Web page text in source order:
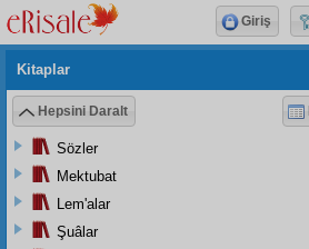
Kitaplar
Hepsini Daralt
Sözler
Mektubat
Lem'alar
Şuâlar
Giriş